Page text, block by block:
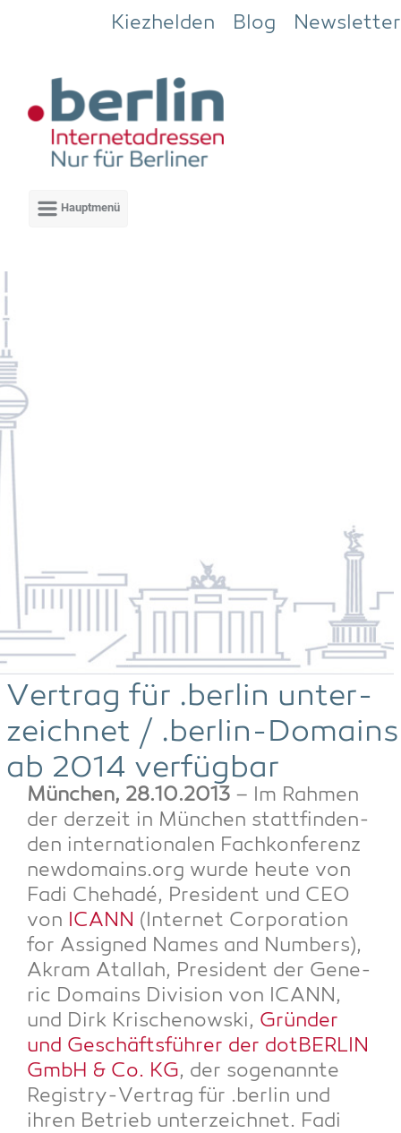
Zum Hauptinhalt springen
Kiezhelden Blog Newsletter
Ver­trag für .ber­lin unter­
zeich­net / .ber­lin-Domains
ab 2014 verfügbar
Mün­chen, 28.10.2013 – Im Rah­men
der der­zeit in Mün­chen statt­fin­den­
den inter­na­tio­na­len Fach­kon­fe­renz
newdomains.org wur­de heu­te von
Fadi Che­ha­dé, Pre­si­dent und CEO
von ICANN (Inter­net Cor­po­ra­ti­on
for Assi­gned Names and Num­bers),
Akram Ata­l­lah, Pre­si­dent der Gene­
ric Domains Divi­si­on von ICANN,
und Dirk Kri­schenow­ski, Grün­der
und Geschäfts­füh­rer der dot­BER­LIN
GmbH & Co. KG, der soge­nann­te
Regis­try-Ver­trag für .ber­lin und
ihren Betrieb unter­zeich­net. Fadi